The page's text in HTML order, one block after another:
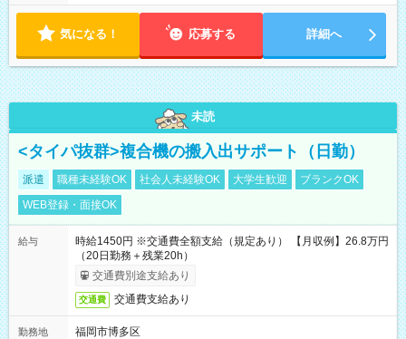
気になる！ 応募する 詳細へ
未読
<タイパ抜群>複合機の搬入出サポート（日勤）
派遣 職種未経験OK 社会人未経験OK 大学生歓迎
ブランクOK
WEB登録・面接OK
給与
時給1450円 ※交通費全額支給（規定あり） 【月収例】26.8万円
（20日勤務＋残業20h）
交通費別途支給あり
交通費 交通費支給あり
勤務地
福岡市博多区